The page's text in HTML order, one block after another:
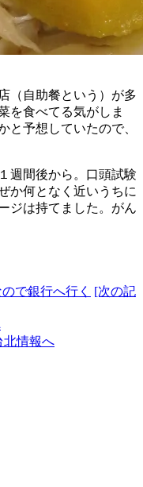
（自助餐という）が多
を食べてる気がしま
と予想していたので、
週間後から。口頭試験
か何となく近いうちに
ジは持てました。がん
で銀行へ行く
[次の記